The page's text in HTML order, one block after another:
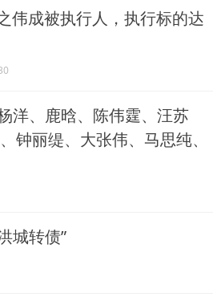
伟成被执行人，执行标的达
洋、鹿晗、陈伟霆、汪苏
钟丽缇、大张伟、马思纯、
城转债”